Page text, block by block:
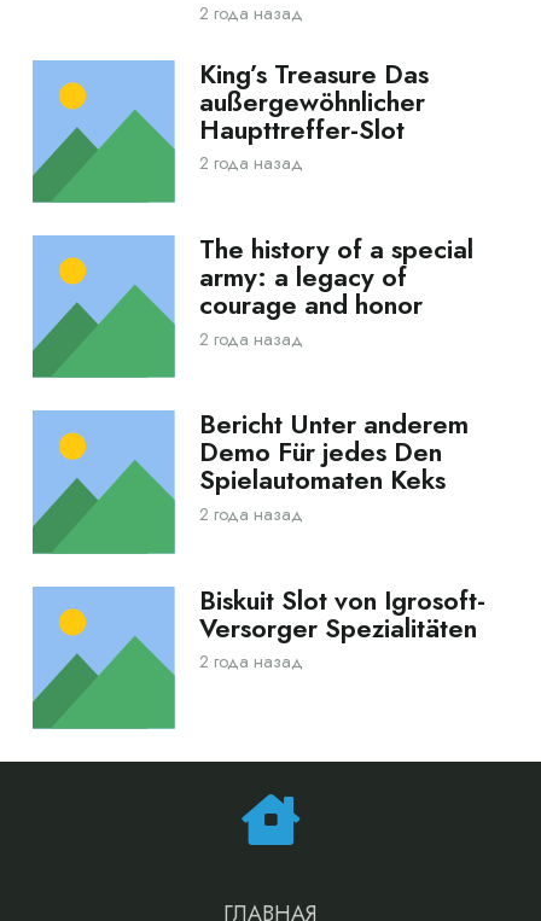
2 года назад
King’s Treasure Das
außergewöhnlicher
Haupttreffer-Slot
2 года назад
The history of a special
army: a legacy of
courage and honor
2 года назад
Bericht Unter anderem
Demo Für jedes Den
Spielautomaten Keks
2 года назад
Biskuit Slot von Igrosoft-
Versorger Spezialitäten
2 года назад
ГЛАВНАЯ